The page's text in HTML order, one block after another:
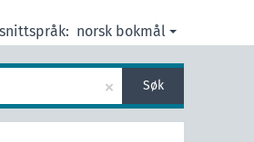
norsk bokmål
× Søk